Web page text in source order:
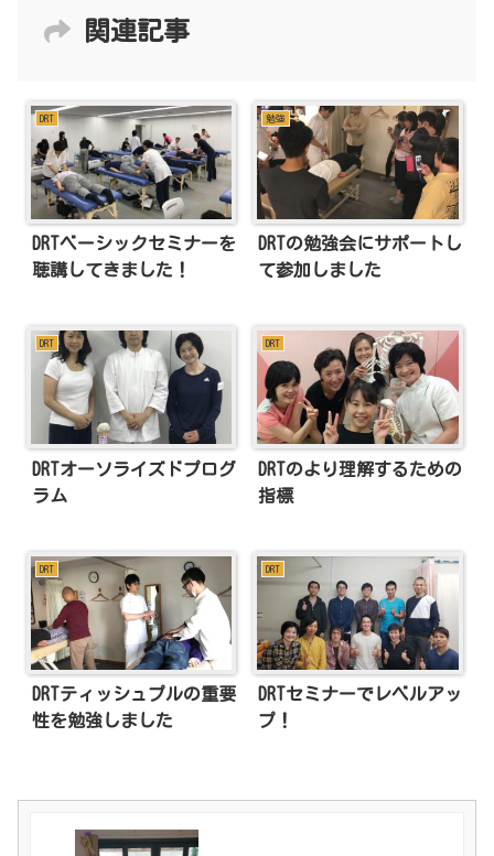
関連記事
DRT
DRTベーシックセミナーを
聴講してきました！
勉強
DRTの勉強会にサポートし
て参加しました
DRT
DRTオーソライズドプログ
ラム
DRT
DRTのより理解するための
指標
DRT
DRTティッシュプルの重要
性を勉強しました
DRT
DRTセミナーでレベルアッ
プ！